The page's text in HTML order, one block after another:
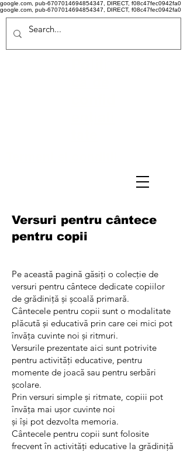
google.com, pub-6707014694854347, DIRECT, f08c47fec0942fa0
google.com, pub-6707014694854347, DIRECT, f08c47fec0942fa0
Versuri pentru cântece
pentru copii
Pe această pagină găsiți o colecție de
versuri pentru cântece dedicate copiilor
de grădiniță și școală primară.
Cântecele pentru copii sunt o modalitate
plăcută și educativă prin care cei mici pot
învăța cuvinte noi și ritmuri.
Versurile prezentate aici sunt potrivite
pentru activități educative, pentru
momente de joacă sau pentru serbări
școlare.
Prin versuri simple și ritmate, copiii pot
învăța mai ușor cuvinte noi
și își pot dezvolta memoria.
Cântecele pentru copii sunt folosite
frecvent în activități educative la grădiniță